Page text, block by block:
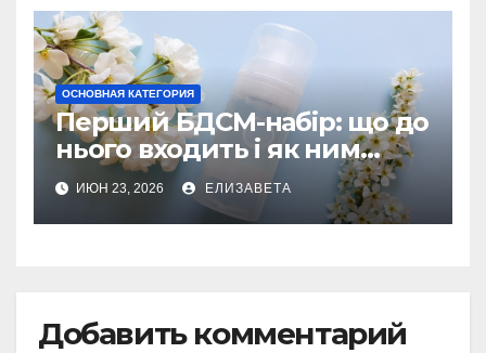
ОСНОВНАЯ КАТЕГОРИЯ
Перший БДСМ-набір: що до
нього входить і як ним
користуватися
ИЮН 23, 2026 ЕЛИЗАВЕТА
Добавить комментарий